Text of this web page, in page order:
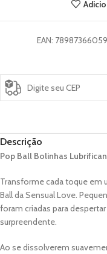
EAN:
Descrição
Pop Ball Bolinhas
Transforme cada toque em
Ball da Sensual Love.
foram criadas para
surpreendente.
Ao se dissolverem